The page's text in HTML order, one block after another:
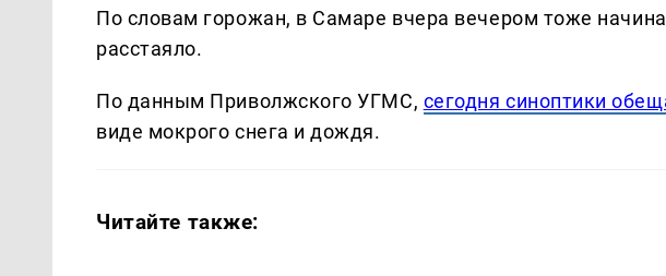
По словам горожан, в Самаре вчера вечером тоже
расстаяло.
По данным Приволжского УГМС, сегодня синоптики
виде мокрого снега и дождя.
Читайте также: